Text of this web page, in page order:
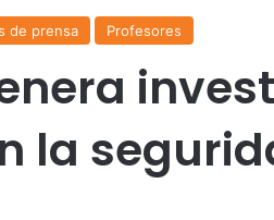
de prensa Profesores
la